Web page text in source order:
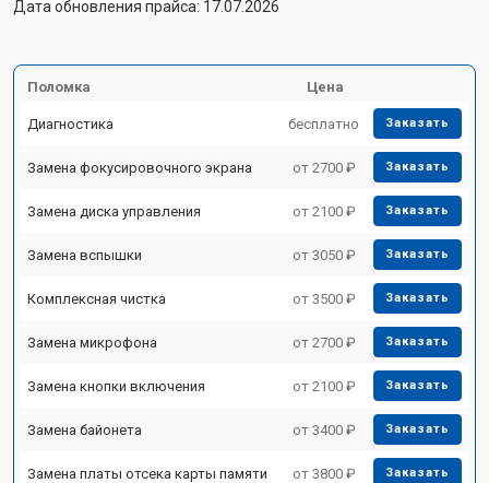
Дата обновления прайса: 17.07.2026
Поломка Цена
Диагностика бесплатно Заказать
Замена фокусировочного экрана от 2700 ₽ Заказать
Замена диска управления от 2100 ₽ Заказать
Замена вспышки от 3050 ₽ Заказать
Комплексная чистка от 3500 ₽ Заказать
Замена микрофона от 2700 ₽ Заказать
Замена кнопки включения от 2100 ₽ Заказать
Замена байонета от 3400 ₽ Заказать
Замена платы отсека карты памяти от 3800 ₽ Заказать